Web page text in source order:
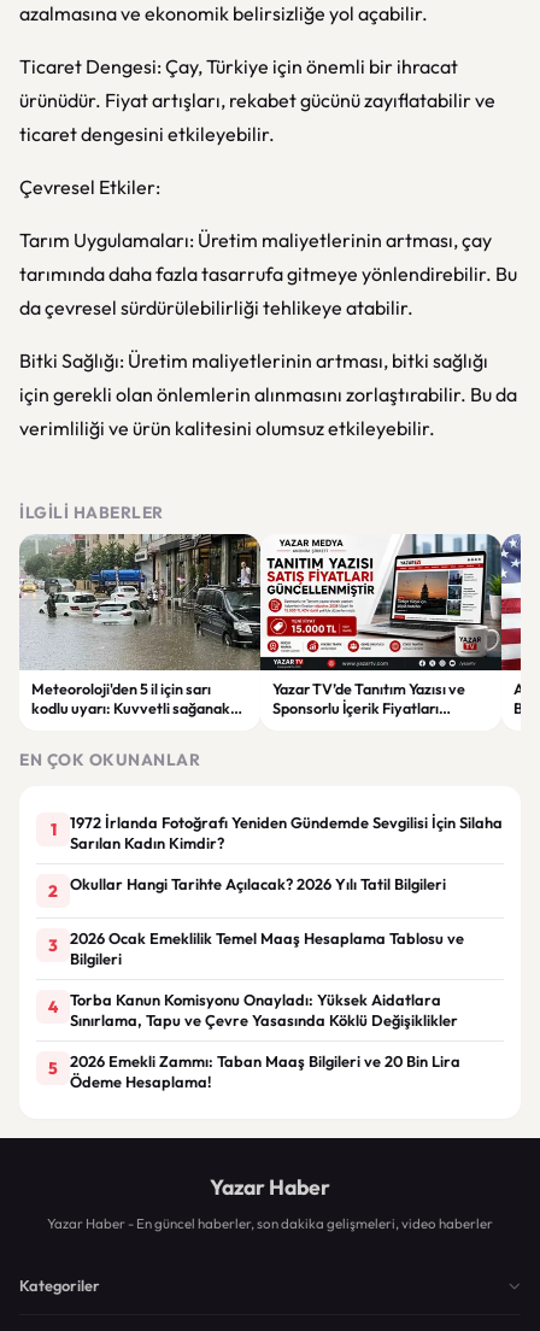
azalmasına ve ekonomik belirsizliğe yol açabilir.
Ticaret Dengesi: Çay, Türkiye için önemli bir ihracat
ürünüdür. Fiyat artışları, rekabet gücünü zayıflatabilir ve
ticaret dengesini etkileyebilir.
Çevresel Etkiler:
Tarım Uygulamaları: Üretim maliyetlerinin artması, çay
tarımında daha fazla tasarrufa gitmeye yönlendirebilir. Bu
da çevresel sürdürülebilirliği tehlikeye atabilir.
Bitki Sağlığı: Üretim maliyetlerinin artması, bitki sağlığı
için gerekli olan önlemlerin alınmasını zorlaştırabilir. Bu da
verimliliği ve ürün kalitesini olumsuz etkileyebilir.
İLGILI HABERLER
Meteoroloji'den 5 il için sarı
kodlu uyarı: Kuvvetli sağanak
Yazar TV’de Tanıtım Yazısı ve
Sponsorlu İçerik Fiyatları
EN ÇOK OKUNANLAR
1
1972 İrlanda Fotoğrafı Yeniden Gündemde Sevgilisi İçin Silaha
Sarılan Kadın Kimdir?
2 Okullar Hangi Tarihte Açılacak? 2026 Yılı Tatil Bilgileri
3
2026 Ocak Emeklilik Temel Maaş Hesaplama Tablosu ve
Bilgileri
4
Torba Kanun Komisyonu Onayladı: Yüksek Aidatlara
Sınırlama, Tapu ve Çevre Yasasında Köklü Değişiklikler
5
2026 Emekli Zammı: Taban Maaş Bilgileri ve 20 Bin Lira
Ödeme Hesaplama!
Yazar Haber
Yazar Haber - En güncel haberler, son dakika gelişmeleri, video haberler
Kategoriler